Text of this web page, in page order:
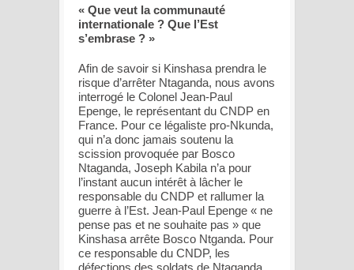
« Que veut la communauté
internationale ? Que l’Est
s’embrase ? »
Afin de savoir si Kinshasa prendra le
risque d’arrêter Ntaganda, nous avons
interrogé le Colonel Jean-Paul
Epenge, le représentant du CNDP en
France. Pour ce légaliste pro-Nkunda,
qui n’a donc jamais soutenu la
scission provoquée par Bosco
Ntaganda, Joseph Kabila n’a pour
l’instant aucun intérêt à lâcher le
responsable du CNDP et rallumer la
guerre à l’Est. Jean-Paul Epenge « ne
pense pas et ne souhaite pas » que
Kinshasa arrête Bosco Ntganda. Pour
ce responsable du CNDP, les
défections des soldats de Ntaganda